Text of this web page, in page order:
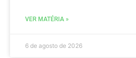
VER MATÉRIA »
6 de agosto de 2026